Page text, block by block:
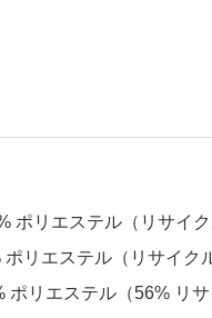
ポリエステル（リサイク
ポリエステル （リサイク
ポリエステル （56% リ